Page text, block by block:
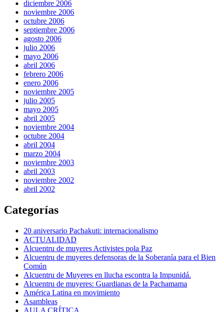
diciembre 2006
noviembre 2006
octubre 2006
septiembre 2006
agosto 2006
julio 2006
mayo 2006
abril 2006
febrero 2006
enero 2006
noviembre 2005
julio 2005
mayo 2005
abril 2005
noviembre 2004
octubre 2004
abril 2004
marzo 2004
noviembre 2003
abril 2003
noviembre 2002
abril 2002
Categorías
20 aniversario Pachakuti: internacionalismo
ACTUALIDAD
Alcuentru de muyeres Activistes pola Paz
Alcuentru de muyeres defensoras de la Soberanía para el Bien
Común
Alcuentru de Muyeres en llucha escontra la Impunidá.
Alcuentru de muyeres: Guardianas de la Pachamama
América Latina en movimiento
Asambleas
AULA CRÍTICA